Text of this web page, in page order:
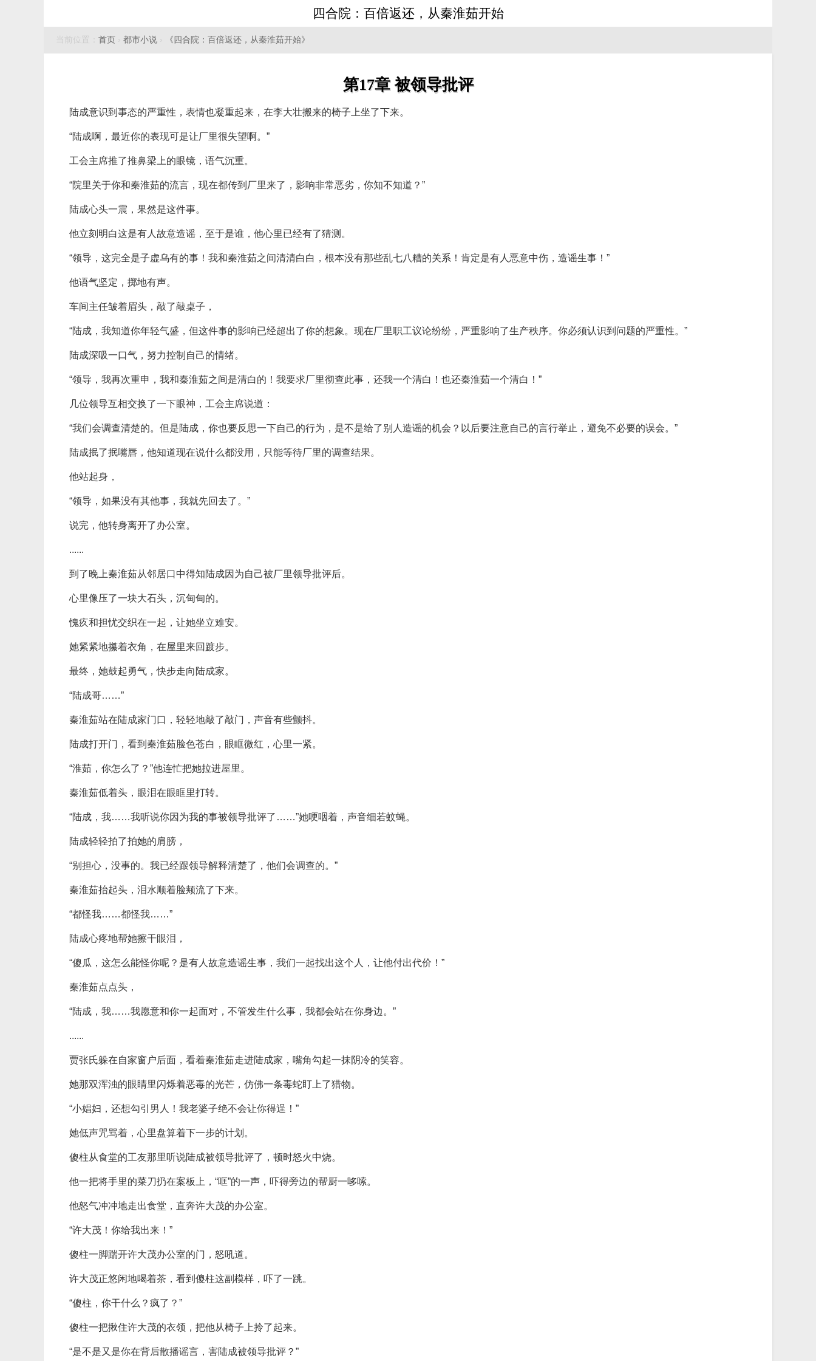
四合院：百倍返还，从秦淮茹开始
当前位置： 首页 › 都市小说 › 《四合院：百倍返还，从秦淮茹开始》
第17章 被领导批评
陆成意识到事态的严重性，表情也凝重起来，在李大壮搬来的椅子上坐了下来。
“陆成啊，最近你的表现可是让厂里很失望啊。”
工会主席推了推鼻梁上的眼镜，语气沉重。
“院里关于你和秦淮茹的流言，现在都传到厂里来了，影响非常恶劣，你知不知道？”
陆成心头一震，果然是这件事。
他立刻明白这是有人故意造谣，至于是谁，他心里已经有了猜测。
“领导，这完全是子虚乌有的事！我和秦淮茹之间清清白白，根本没有那些乱七八糟的关系！肯定是有人恶意中伤，造谣生事！”
他语气坚定，掷地有声。
车间主任皱着眉头，敲了敲桌子，
“陆成，我知道你年轻气盛，但这件事的影响已经超出了你的想象。现在厂里职工议论纷纷，严重影响了生产秩序。你必须认识到问题的严重性。”
陆成深吸一口气，努力控制自己的情绪。
“领导，我再次重申，我和秦淮茹之间是清白的！我要求厂里彻查此事，还我一个清白！也还秦淮茹一个清白！”
几位领导互相交换了一下眼神，工会主席说道：
“我们会调查清楚的。但是陆成，你也要反思一下自己的行为，是不是给了别人造谣的机会？以后要注意自己的言行举止，避免不必要的误会。”
陆成抿了抿嘴唇，他知道现在说什么都没用，只能等待厂里的调查结果。
他站起身，
“领导，如果没有其他事，我就先回去了。”
说完，他转身离开了办公室。
......
到了晚上秦淮茹从邻居口中得知陆成因为自己被厂里领导批评后。
心里像压了一块大石头，沉甸甸的。
愧疚和担忧交织在一起，让她坐立难安。
她紧紧地攥着衣角，在屋里来回踱步。
最终，她鼓起勇气，快步走向陆成家。
“陆成哥……”
秦淮茹站在陆成家门口，轻轻地敲了敲门，声音有些颤抖。
陆成打开门，看到秦淮茹脸色苍白，眼眶微红，心里一紧。
“淮茹，你怎么了？”他连忙把她拉进屋里。
秦淮茹低着头，眼泪在眼眶里打转。
“陆成，我……我听说你因为我的事被领导批评了……”她哽咽着，声音细若蚊蝇。
陆成轻轻拍了拍她的肩膀，
“别担心，没事的。我已经跟领导解释清楚了，他们会调查的。”
秦淮茹抬起头，泪水顺着脸颊流了下来。
“都怪我……都怪我……”
陆成心疼地帮她擦干眼泪，
“傻瓜，这怎么能怪你呢？是有人故意造谣生事，我们一起找出这个人，让他付出代价！”
秦淮茹点点头，
“陆成，我……我愿意和你一起面对，不管发生什么事，我都会站在你身边。”
......
贾张氏躲在自家窗户后面，看着秦淮茹走进陆成家，嘴角勾起一抹阴冷的笑容。
她那双浑浊的眼睛里闪烁着恶毒的光芒，仿佛一条毒蛇盯上了猎物。
“小娼妇，还想勾引男人！我老婆子绝不会让你得逞！”
她低声咒骂着，心里盘算着下一步的计划。
傻柱从食堂的工友那里听说陆成被领导批评了，顿时怒火中烧。
他一把将手里的菜刀扔在案板上，“哐”的一声，吓得旁边的帮厨一哆嗦。
他怒气冲冲地走出食堂，直奔许大茂的办公室。
“许大茂！你给我出来！”
傻柱一脚踹开许大茂办公室的门，怒吼道。
许大茂正悠闲地喝着茶，看到傻柱这副模样，吓了一跳。
“傻柱，你干什么？疯了？”
傻柱一把揪住许大茂的衣领，把他从椅子上拎了起来。
“是不是又是你在背后散播谣言，害陆成被领导批评？”